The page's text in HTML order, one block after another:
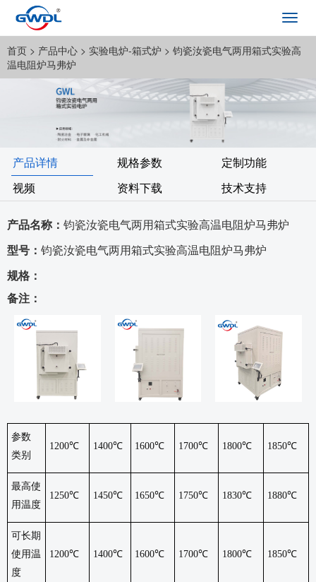
首页 > 产品中心 > 实验电炉-箱式炉 > 钧瓷汝瓷电气两用箱式实验高
温电阻炉马弗炉
产品详情 规格参数
定制功能
视频
资料下载 技术支持
产品名称： 钧瓷汝瓷电气两用箱式实验高温电阻炉马弗炉
型号： 钧瓷汝瓷电气两用箱式实验高温电阻炉马弗炉
规格：
备注：
参数
类别
1200℃ 1400℃ 1600℃ 1700℃ 1800℃ 1850℃
最高使
用温度
1250℃ 1450℃ 1650℃ 1750℃ 1830℃ 1880℃
可长期
使用温
度
1200℃ 1400℃ 1600℃ 1700℃ 1800℃ 1850℃